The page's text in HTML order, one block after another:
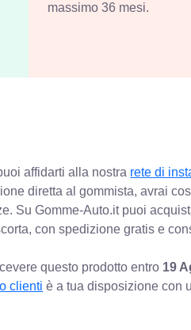
massimo 36 mesi.
affidarti alla nostra rete di
diretta al gommista, avrai
Su Gomme-Auto.it puoi
con spedizione gratis e
questo prodotto entro 19
clienti è a tua disposizione con